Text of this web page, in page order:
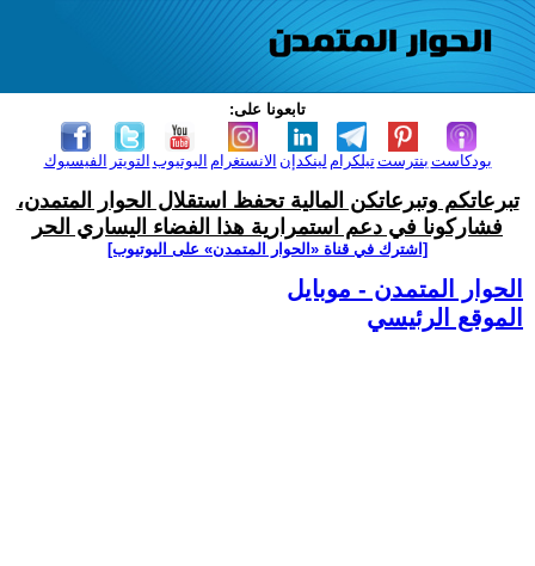
تابعونا على:
الفيسبوك التويتر اليوتيوب الانستغرام لينكدإن تيلكرامبنترست بودكاست
تبرعاتكم وتبرعاتكن المالية تحفظ استقلال الحوار المتمدن،
فشاركونا في دعم استمرارية هذا الفضاء اليساري الحر
[اشترك في قناة ‫«الحوار المتمدن» على اليوتيوب]
الحوار المتمدن - موبايل
الموقع الرئيسي